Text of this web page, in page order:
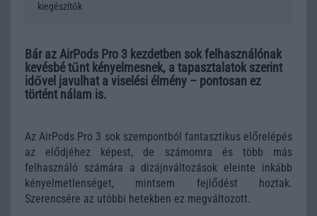
kiegészítők
Bár az AirPods Pro 3 kezdetben sok felhasználónak
kevésbé tűnt kényelmesnek, a tapasztalatok szerint
idővel javulhat a viselési élmény – pontosan ez
történt nálam is.
Az AirPods Pro 3 sok szempontból fantasztikus előrelépés
az elődjéhez képest, de számomra és több más
felhasználó számára a dizájnváltozások eleinte inkább
kényelmetlenséget, mintsem fejlődést hoztak.
Szerencsére az utóbbi hetekben ez megváltozott.